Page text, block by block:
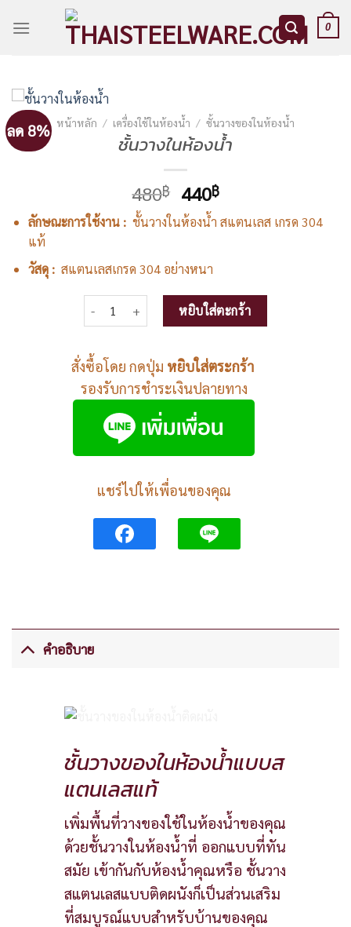
0
ลด 8% หน้าหลัก / เครื่องใช้ในห้องน้ำ / ชั้นวางของในห้องน้ำ
ชั้นวางในห้องน้ำ
480฿ Original
price
was:
440฿Current
is:
ลักษณะการใช้งาน : ชั้นวางในห้องน้ำ สแตนเลส เกรด 304
แท้
วัสดุ : สแตนเลสเกรด 304 อย่างหนา
จำนวน ชั้นวางในห้องน้ำ ชิ้นหยิบใส่ตะกร้า
สั่งซื้อโดย กดปุ่ม หยิบใส่ตระกร้า
รองรับการชำระเงินปลายทาง
แชร์ไปให้เพื่อนของคุณ
คำอธิบาย
ชั้นวางของในห้องน้ำแบบส
แตนเลสแท้
เพิ่มพื้นที่วางของใช้ในห้องน้ำของคุณ
ด้วยชั้นวางในห้องน้ำที่ ออกแบบที่ทัน
สมัย เข้ากันกับห้องน้ำคุณหรือ ชั้นวาง
สแตนเลสแบบติดผนังก็เป็นส่วนเสริม
ที่สมบูรณ์แบบสำหรับบ้านของคุณ